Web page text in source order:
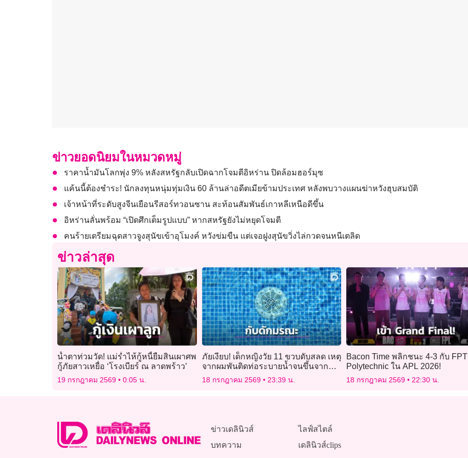
ข่าวยอดนิยมในหมวดหมู่
ราคาน้ำมันโลกพุ่ง 9% หลังสหรัฐกลับเปิดฉากโจมตีอิหร่าน ปิดล้อมฮอร์มุซ
แค้นนี้ต้องชำระ! นักลงทุนหนุ่มทุ่มเงิน 60 ล้านล่าอดีตเมียข้ามประเทศ หลังพบวางแผนฆ่าหวังฮุบสมบัติ
เจ้าหน้าที่ระดับสูงจีนเยือนรีสอร์ทวอนซาน สะท้อนสัมพันธ์เกาหลีเหนือดีขึ้น
อิหร่านลั่นพร้อม “เปิดศึกเต็มรูปแบบ” หากสหรัฐยังไม่หยุดโจมตี
คนร้ายเตรียมฉุดสาวจูงสุนัขเข้าอุโมงค์ หวังข่มขืน แต่เจอฝูงสุนัขวิ่งไล่กวดจนหนีเตลิด
ข่าวล่าสุด
น้ำตาท่วมวัด! แม่ร่ำไห้กู้หนี้ยืมสินเผาศพ
กู้ภัยสาวเหยื่อ ‘โรงเบียร์ ณ ลาดพร้าว’
19 กรกฎาคม 2569 0:05 น.
ภัยเงียบ! เด็กหญิงวัย 11 ขวบดับสลด เหตุ
จากผมพันติดท่อระบายน้ำจนขึ้นจากก้น
สระไม่ได้
18 กรกฎาคม 2569 23:39 น.
Bacon Time พลิกชนะ 4-3 กับ FPT
Polytechnic ใน APL 2026!
18 กรกฎาคม 2569 22:30 น.
ข่าวเดลินิวส์
บทความ
ไลฟ์สไตล์
เดลินิวส์clips